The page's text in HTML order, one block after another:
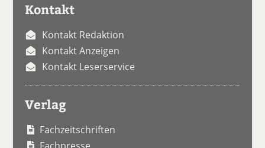
Kontakt
Kontakt Redaktion
Kontakt Anzeigen
Kontakt Leserservice
Verlag
Fachzeitschriften